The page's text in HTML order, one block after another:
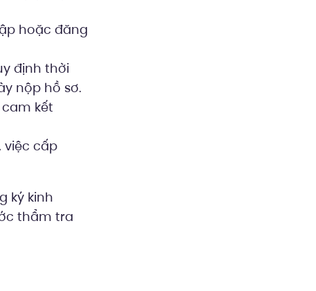
hoặc đăng
định thời
nộp hồ sơ.
kết
cấp
ký kinh
thẩm tra